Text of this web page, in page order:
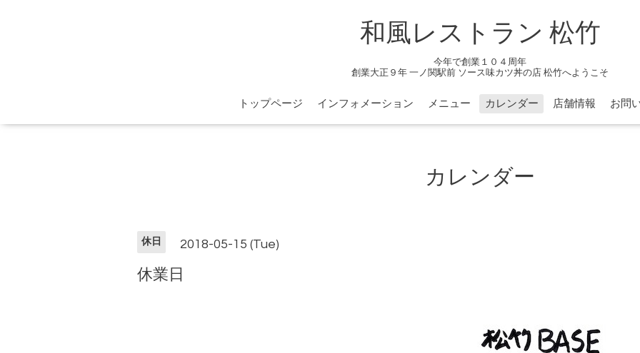
和風レストラン 松竹
今年で創業１０４周年
創業大正９年 一ノ関駅前 ソース味カツ丼の店 松竹へようこそ
トップページ インフォメーション メニュー カレンダー 店舗情報 お問
カレンダー
休日 2018-05-15 (Tue)
休業日